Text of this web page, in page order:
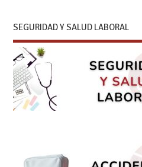
SEGURIDAD Y SALUD LABORAL